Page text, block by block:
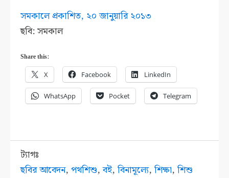
সমকালে প্রকাশিত, ২০ জানুয়ারি ২০১৩
ছবি: সমকাল
Share this:
X Facebook LinkedIn
WhatsApp Pocket Telegram
ট্যাগঃ
ছবির আবেদন,পথশিশু,বই,বিনামূল্যে,শিক্ষা,শিশু